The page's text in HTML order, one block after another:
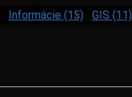
Informácie (15) GIS (11)